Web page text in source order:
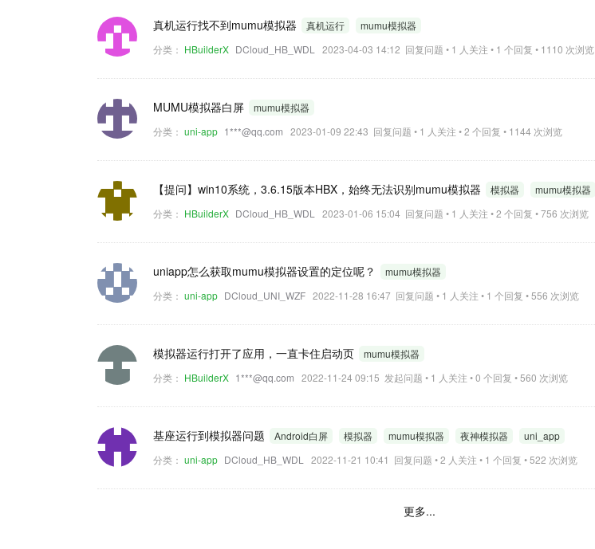
真机运行找不到mumu模拟器 真机运行
mumu模拟器
分类： HBuilderX DCloud_HB_WDL 2023-04-03 14:12 回复问题 • 1 人关注 • 1 个回复 • 1110 次浏览
MUMU模拟器白屏
mumu模拟器
分类： uni-app 1***@qq.com 2023-01-09 22:43 回复问题 • 1 人关注 • 2 个回复 • 1144 次浏览
【提问】win10系统，3.6.15版本HBX，始终无法识别mumu模拟器 模拟器
mumu模拟器
分类： HBuilderX DCloud_HB_WDL 2023-01-06 15:04 回复问题 • 1 人关注 • 2 个回复 • 756 次浏览
uniapp怎么获取mumu模拟器设置的定位呢？
mumu模拟器
分类： uni-app DCloud_UNI_WZF 2022-11-28 16:47 回复问题 • 1 人关注 • 1 个回复 • 556 次浏览
模拟器运行打开了应用，一直卡住启动页
mumu模拟器
分类： HBuilderX 1***@qq.com 2022-11-24 09:15 发起问题 • 1 人关注 • 0 个回复 • 560 次浏览
基座运行到模拟器问题 Android白屏 模拟器 mumu模拟器 夜神模拟器
uni_app
分类： uni-app DCloud_HB_WDL 2022-11-21 10:41 回复问题 • 2 人关注 • 1 个回复 • 522 次浏览
更多...